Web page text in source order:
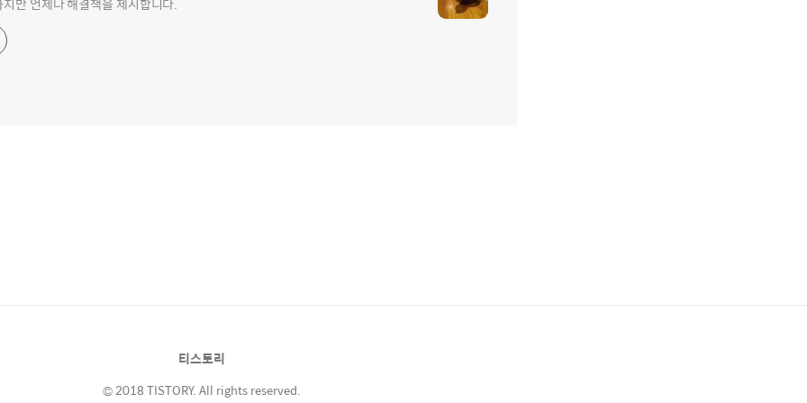
티스토리
© 2018 TISTORY. All rights reserved.